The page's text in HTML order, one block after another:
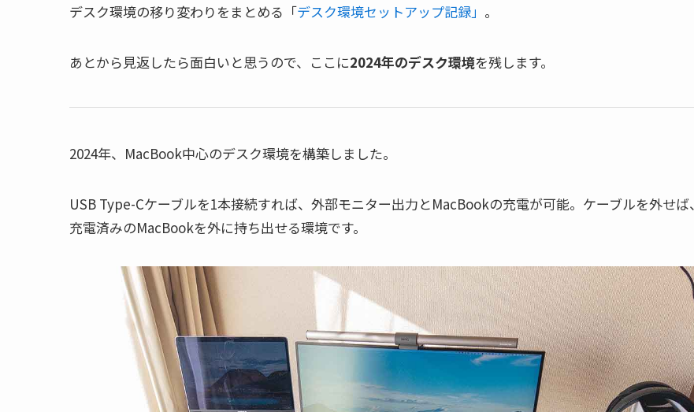
デスク環境の移り変わりをまとめる「デスク環境セットアップ記録」 。
あとから見返したら面白いと思うので、ここに2024年のデスク環境を残します。
2024年、MacBook中心のデスク環境を構築しました。
USB Type-Cケーブルを1本接続すれば、外部モニター出力とMacBookの充電が可能。ケーブルを外せば、
充電済みのMacBookを外に持ち出せる環境です。